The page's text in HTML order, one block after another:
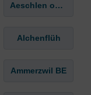
Aeschlen ob Gunten
Alchenflüh
Ammerzwil BE